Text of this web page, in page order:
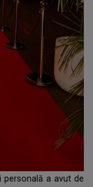
a avut de